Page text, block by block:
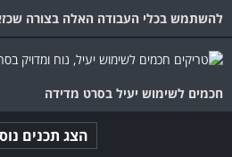
להשתמש בכלי העבודה האלה בצורה
חכמים לשימוש יעיל בסרט מדידה
הצג תכנים